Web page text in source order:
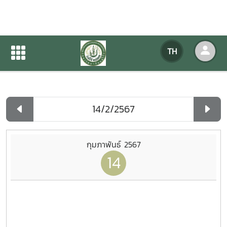
TH
ปฏิทินกิจกรรมของหน่วยงาน
ปฏิทินกิจกรรมของหน่วยงาน
กุมภาพันธ์ 2567
14